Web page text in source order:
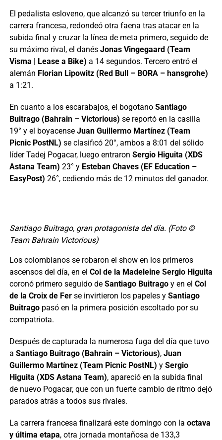
El pedalista esloveno, que alcanzó su tercer triunfo en la
carrera francesa, redondeó otra faena tras atacar en la
subida final y cruzar la línea de meta primero, seguido de
su máximo rival, el danés Jonas Vingegaard (Team
Visma | Lease a Bike) a 14 segundos. Tercero entró el
alemán Florian Lipowitz (Red Bull – BORA – hansgrohe)
a 1:21.
En cuanto a los escarabajos, el bogotano Santiago
Buitrago (Bahrain – Victorious) se reportó en la casilla
19° y el boyacense Juan Guillermo Martínez (Team
Picnic PostNL) se clasificó 20°, ambos a 8:01 del sólido
líder Tadej Pogacar, luego entraron Sergio Higuita (XDS
Astana Team) 23° y Esteban Chaves (EF Education –
EasyPost) 26°, cediendo más de 12 minutos del ganador.
Santiago Buitrago, gran protagonista del día. (Foto ©
Team Bahrain Victorious)
Los colombianos se robaron el show en los primeros
ascensos del día, en el Col de la Madeleine Sergio Higuita
coronó primero seguido de Santiago Buitragoy en el Col
de la Croix de Fer se invirtieron los papeles y Santiago
Buitrago pasó en la primera posición escoltado por su
compatriota.
Después de capturada la numerosa fuga del día que tuvo
a Santiago Buitrago (Bahrain – Victorious), Juan
Guillermo Martínez (Team Picnic PostNL) y Sergio
Higuita (XDS Astana Team), apareció en la subida final
de nuevo Pogacar, que con un fuerte cambio de ritmo dejó
parados atrás a todos sus rivales.
La carrera francesa finalizará este domingo con la octava
y última etapa, otra jornada montañosa de 133,3